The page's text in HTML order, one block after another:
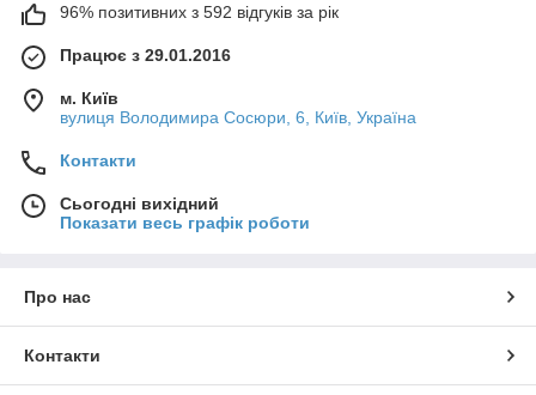
96% позитивних з 592 відгуків за рік
Працює з 29.01.2016
м. Київ
вулиця Володимира Сосюри, 6, Київ, Україна
Контакти
Сьогодні вихідний
Показати весь графік роботи
Про нас
Контакти